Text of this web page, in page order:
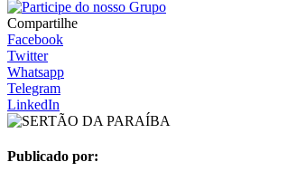
Compartilhe
Facebook
Twitter
Whatsapp
Telegram
LinkedIn
Publicado por: